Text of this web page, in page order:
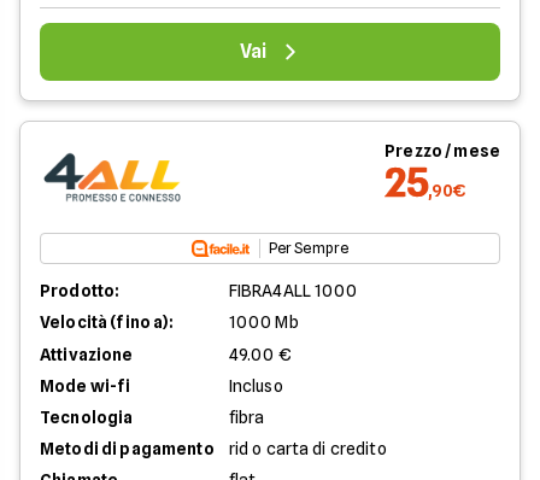
Vai
Prezzo / mese
25,90€
Per Sempre
Prodotto:
FIBRA4ALL 1000
Velocità (fino a):
1000 Mb
Attivazione
49.00 €
Mode wi-fi
Incluso
Tecnologia
fibra
Metodi di pagamento
rid o carta di credito